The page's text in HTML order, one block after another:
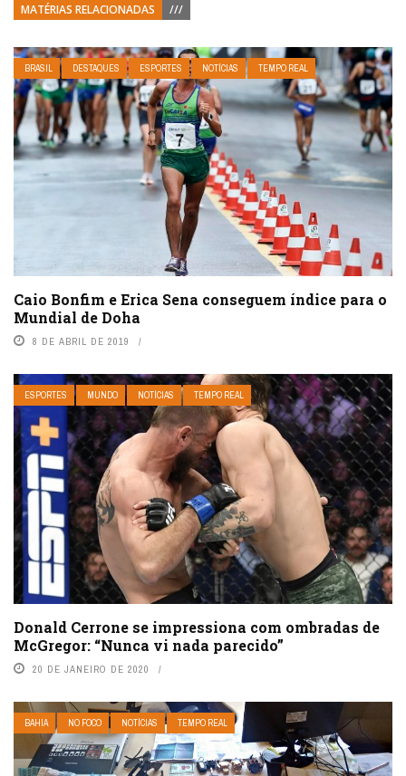
MATÉRIAS RELACIONADAS ///
BRASIL DESTAQUES ESPORTES NOTÍCIAS TEMPO REAL
Caio Bonfim e Erica Sena conseguem índice para o
Mundial de Doha
8 DE ABRIL DE 2019
ESPORTES MUNDO NOTÍCIAS TEMPO REAL
Donald Cerrone se impressiona com ombradas de
McGregor: “Nunca vi nada parecido”
20 DE JANEIRO DE 2020
BAHIA NO FOCO NOTÍCIAS TEMPO REAL